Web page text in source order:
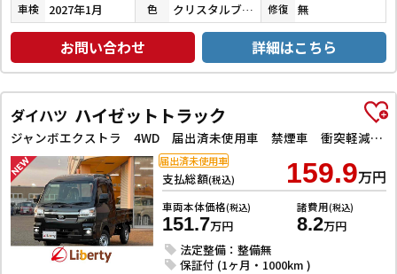
車検 2027年1月 色 クリスタルブラックパール 修復 無
お問い合わせ 詳細はこちら
ダイハツ ハイゼットトラック
ジャンボエクストラ 4WD 届出済未使用車 禁煙車 衝突軽減B LEDヘッドライト フォグライト スマートキー プッシュスタート アイドリングストップ 障害物センサー
支払総額(税込) 159.9万円
車両本体価格(税込)
151.7万円
諸費用(税込)
8.2万円
法定整備：整備無
保証付 (1ヶ月・1000km )
届出済未使用車